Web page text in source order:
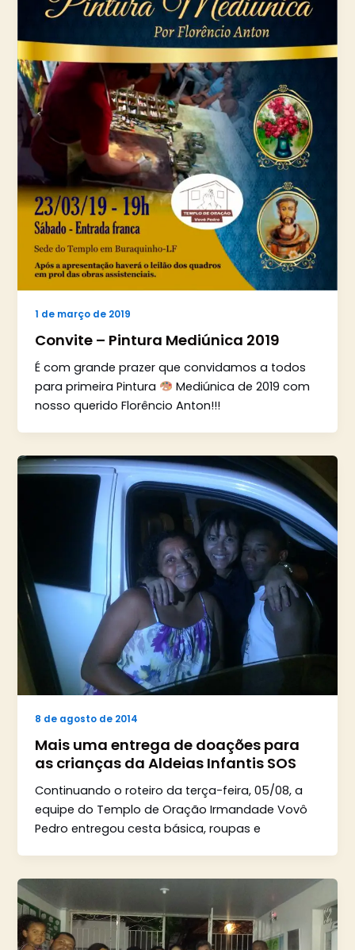
1 de março de 2019
Convite – Pintura Mediúnica 2019
É com grande prazer que convidamos a todos
para primeira Pintura
Mediúnica de 2019 com
nosso querido Florêncio Anton!!!
8 de agosto de 2014
Mais uma entrega de doações para
as crianças da Aldeias Infantis SOS
Continuando o roteiro da terça-feira, 05/08, a
equipe do Templo de Oração Irmandade Vovô
Pedro entregou cesta básica, roupas e